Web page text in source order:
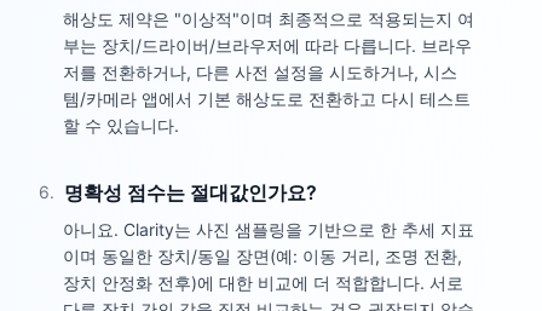
해상도 제약은 "이상적"이며 최종적으로 적용되는지 여
부는 장치/드라이버/브라우저에 따라 다릅니다. 브라우
저를 전환하거나, 다른 사전 설정을 시도하거나, 시스
템/카메라 앱에서 기본 해상도로 전환하고 다시 테스트
할 수 있습니다.
6. 명확성 점수는 절대값인가요?
아니요. Clarity는 사진 샘플링을 기반으로 한 추세 지표
이며 동일한 장치/동일 장면(예: 이동 거리, 조명 전환,
장치 안정화 전후)에 대한 비교에 더 적합합니다. 서로